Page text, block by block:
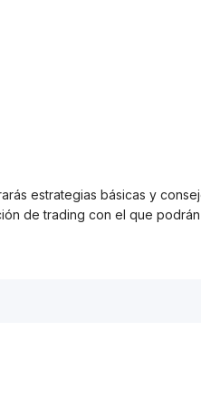
estrategias básicas y
de trading con el que